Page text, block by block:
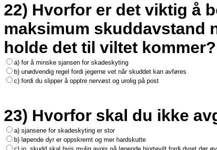
22) Hvorfor er det viktig å
maksimum skuddavstand
holde det til viltet kommer?
a) for å minske sjansen for skadeskyting
b) unødvendig regel fordi jegerne vet når skuddet kan avføres
c) fordi du slipper å opptre nervøst og urolig på post
23) Hvorfor skal du ikke
a) sjansene for skadeskyting er stor
b) løpende dyr er oppskremt og mer hardskutte